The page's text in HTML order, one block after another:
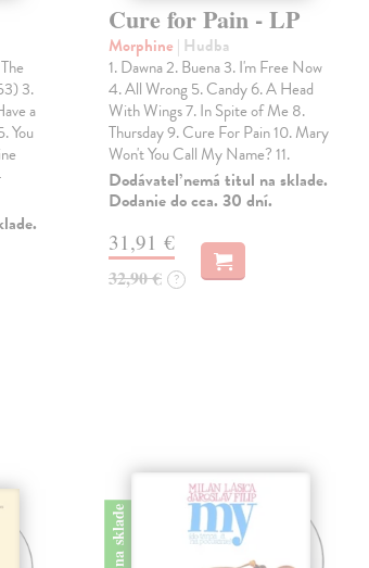
3.
a
You
Cure for Pain - LP
Morphine | Hudba
1. Dawna 2. Buena 3. I'm Free Now
4. All Wrong 5. Candy 6. A Head
With Wings 7. In Spite of Me 8.
Thursday 9. Cure For Pain 10. Mary
Won't You Call My Name? 11.
Dodávateľ nemá titul na sklade.
Dodanie do cca. 30 dní.
31,91 €
32,90 € ?
na sklade